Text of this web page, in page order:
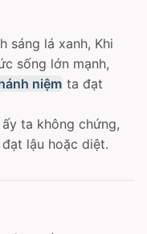
sáng lá xanh, Khi
sống lớn mạnh,
niệm ta đạt
ta không chứng,
lậu hoặc diệt.